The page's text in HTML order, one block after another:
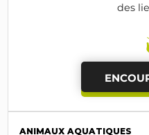
des
ANIMAUX AQUATIQUES